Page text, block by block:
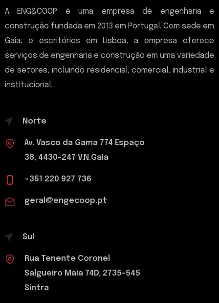
A ENG&COOP é uma empresa de engenharia e
construção fundada em 2013 em Portugal. Com sede em
Gaia, e escritórios em Lisboa, a empresa oferece
serviços de engenharia e construção em uma variedade
de setores, incluindo residencial, comercial, industrial e
institucional.
Norte
Av. Vasco da Gama 774 Espaço
38, 4430-247 V.N.Gaia
+351 220 927 736
geral@engecoop.pt
Sul
Rua Tenente Coronel
Salgueiro Maia 74D, 2735-545
Sintra